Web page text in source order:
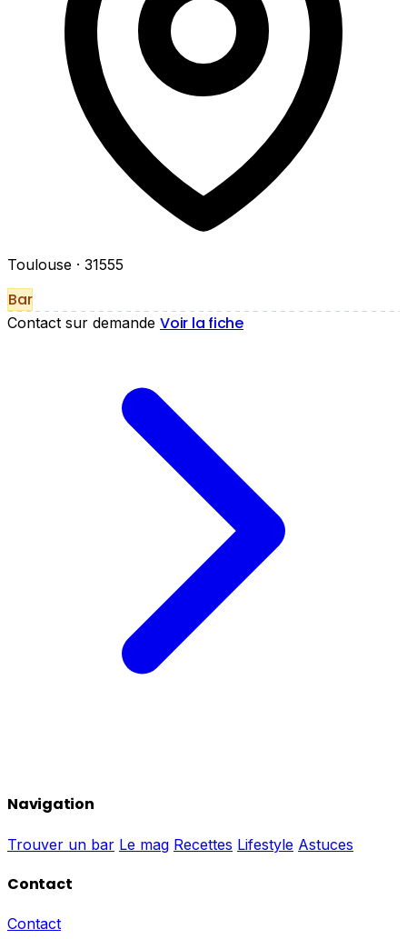
Toulouse · 31555
Bar
Contact sur demande Voir la fiche
Navigation
Trouver un bar Le mag Recettes Lifestyle Astuces
Contact
Contact